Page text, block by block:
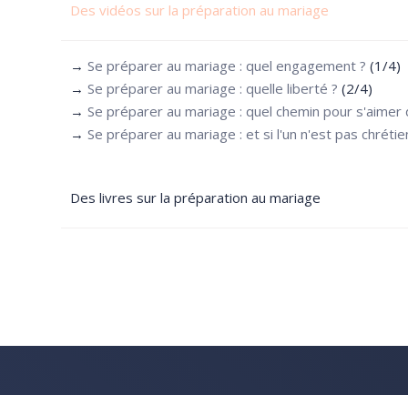
Des vidéos sur la préparation au mariage
→Se préparer au mariage : quel engagement ? (1/4)
→Se préparer au mariage : quelle liberté ? (2/4)
→Se préparer au mariage : quel chemin pour s'aimer
→Se préparer au mariage : et si l'un n'est pas
Des livres sur la préparation au mariage